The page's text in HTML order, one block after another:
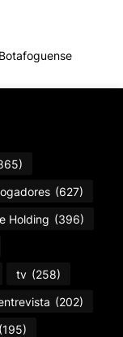
(627)
Holding (396)
tv (258)
(202)
(195)